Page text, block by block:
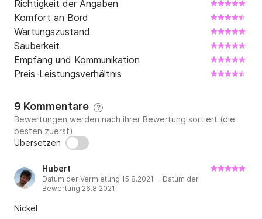
Ich kann über die Nachricht Click&Boat erreicht
werden, um Ihnen weitere Informationen zu geben.
Seh dich später.
Richtigkeit der Angaben
Komfort an Bord
Wartungszustand
Sauberkeit
Empfang und Kommunikation
Preis-Leistungsverhältnis
9 Kommentare ?
Bewertungen werden nach ihrer Bewertung sortiert (die
besten zuerst)
Übersetzen
Hubert
Datum der Vermietung 15.8.2021 · Datum der
Bewertung 26.8.2021
Nickel